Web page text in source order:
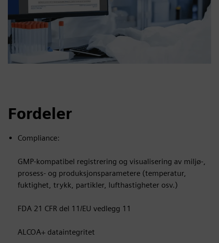
Fordeler
Compliance:
GMP-kompatibel registrering og visualisering av miljø-,
prosess- og produksjonsparametere (temperatur,
fuktighet, trykk, partikler, lufthastigheter osv.)
FDA 21 CFR del 11/EU vedlegg 11
ALCOA+ dataintegritet